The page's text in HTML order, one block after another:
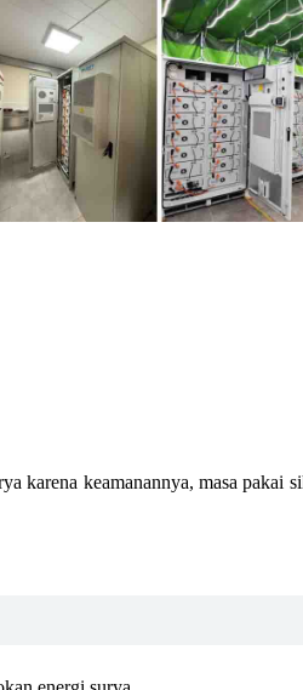
karena keamanannya, masa